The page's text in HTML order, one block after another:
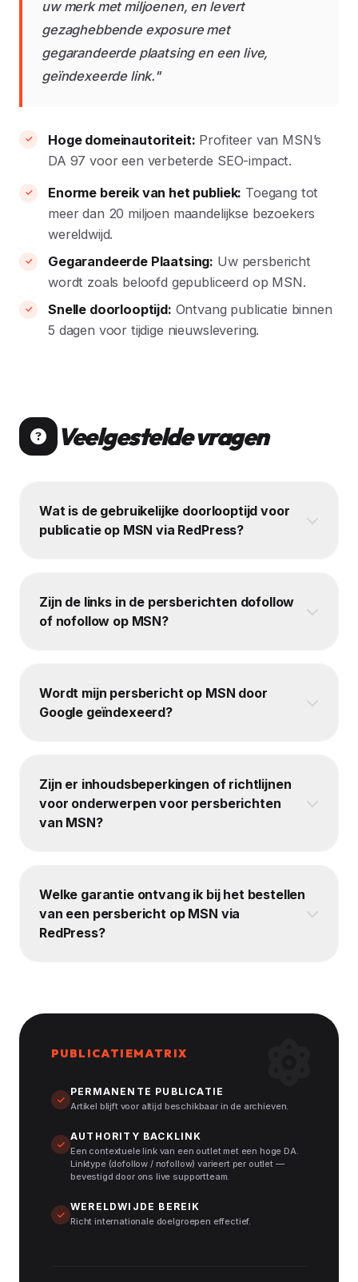
uw merk met miljoenen, en levert
gezaghebbende exposure met
gegarandeerde plaatsing en een live,
geïndexeerde link."
Hoge domeinautoriteit: Profiteer van MSN’s
DA 97 voor een verbeterde SEO-impact.
Enorme bereik van het publiek: Toegang tot
meer dan 20 miljoen maandelijkse bezoekers
wereldwijd.
Gegarandeerde Plaatsing: Uw persbericht
wordt zoals beloofd gepubliceerd op MSN.
Snelle doorlooptijd: Ontvang publicatie binnen
5 dagen voor tijdige nieuwslevering.
Veelgestelde vragen
Wat is de gebruikelijke doorlooptijd voor
publicatie op MSN via RedPress?
Zijn de links in de persberichten dofollow
of nofollow op MSN?
Wordt mijn persbericht op MSN door
Google geïndexeerd?
Zijn er inhoudsbeperkingen of richtlijnen
voor onderwerpen voor persberichten
van MSN?
Welke garantie ontvang ik bij het bestellen
van een persbericht op MSN via
RedPress?
PUBLICATIEMATRIX
PERMANENTE PUBLICATIE
Artikel blijft voor altijd beschikbaar in de archieven.
AUTHORITY BACKLINK
Een contextuele link van een outlet met een hoge DA.
Linktype (dofollow / nofollow) varieert per outlet —
bevestigd door ons live supportteam.
WERELDWIJDE BEREIK
Richt internationale doelgroepen effectief.